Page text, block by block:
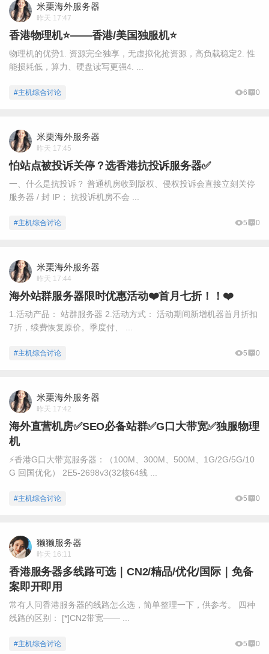
米栗海外服务器
昨天 17:47
香港物理机⭐️——香港/美国独服机⭐️
物理机的优势1. 资源完全独享，无虚拟化抢资源，高负载稳定2. 性
能损耗低，算力、硬盘读写更强4. ...
#主机综合讨论 6 0
米栗海外服务器
昨天 17:45
怕站点被投诉关停？选香港抗投诉服务器✅
一、什么是抗投诉？ 普通机房收到版权、侵权投诉会直接立刻关停
服务器 / 封 IP； 抗投诉机房不会 ...
#主机综合讨论 5 0
米栗海外服务器
昨天 17:44
海外站群服务器限时优惠活动❤️首月七折！！❤️
1.活动产品： 站群服务器 2.活动方式： 活动期间新增机器首月折扣
7折，续费恢复原价。季度付、 ...
#主机综合讨论 5 0
米栗海外服务器
昨天 17:42
海外直营机房✅SEO必备站群✅G口大带宽✅独服物理
机
⚡️香港G口大带宽服务器：（100M、300M、500M、1G/2G/5G/10
G 回国优化） 2E5-2698v3(32核64线 ...
#主机综合讨论 5 0
獭獭服务器
昨天 16:11
香港服务器多线路可选｜CN2/精品/优化/国际｜免备
案即开即用
常有人问香港服务器的线路怎么选，简单整理一下，供参考。 四种
线路的区别： [*]CN2带宽—— ...
#主机综合讨论 5 0